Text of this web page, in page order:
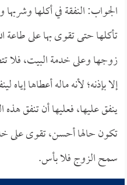
الجواب: النفقة في أكلها
تأكلها حتى تقوى بها على
زوجها وعلى خدمة البيت، فلا
إلا بإذنه؛ لأنه ماله أعطاها
ينفق عليها، فعليها أن تنفق هذه
تكون حالها أحسن، تقوى على
سمح الزوج فلا بأس.